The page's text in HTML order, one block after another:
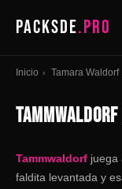
PACKSDE.PRO
Inicio › Tamara Waldorf
Tammwaldorf juega
faldita levantada y